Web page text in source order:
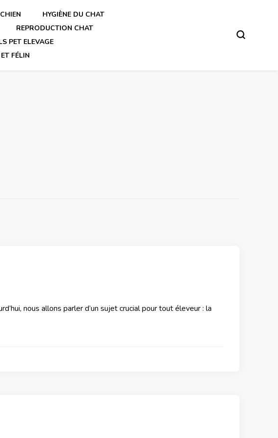
HYGIÈNE DU CHAT
REPRODUCTION CHAT
PET ELEVAGE
FÉLIN
nous allons parler d’un sujet crucial pour tout éleveur : la